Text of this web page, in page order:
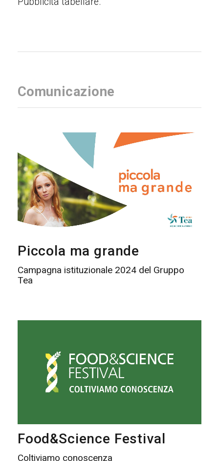
Comunicazione
Piccola ma grande
Campagna istituzionale 2024 del Gruppo
Tea
Food&Science Festival
Coltiviamo conoscenza